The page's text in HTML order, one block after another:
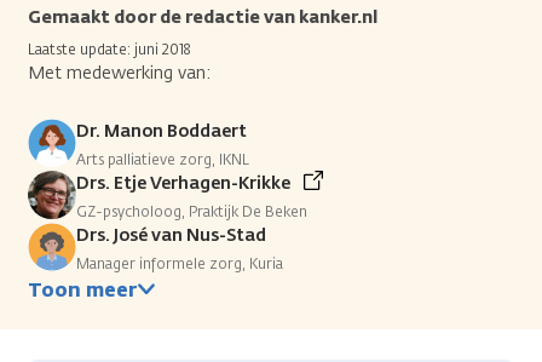
Gemaakt door de redactie van kanker.nl
Laatste update: juni 2018
Met medewerking van:
Dr. Manon Boddaert
Arts palliatieve zorg, IKNL
Drs. Etje Verhagen-Krikke
GZ-psycholoog, Praktijk De Beken
Drs. José van Nus-Stad
Manager informele zorg, Kuria
Toon meer